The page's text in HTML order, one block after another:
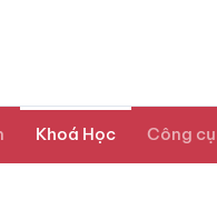
Khoá Học Công cụ